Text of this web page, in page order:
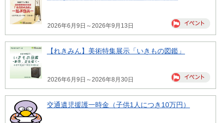
2026年6月9日～2026年9月13日
【れきみん】美術特集展示「いきもの図鑑」
2026年6月9日～2026年8月30日
交通遺児援護一時金（子供1人につき10万円）